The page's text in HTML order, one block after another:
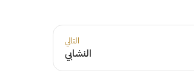
التالي
النشابي